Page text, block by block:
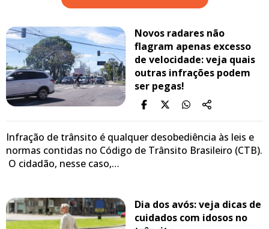
Novos radares não
flagram apenas excesso
de velocidade: veja quais
outras infrações podem
ser pegas!
Infração de trânsito é qualquer desobediência às leis e
normas contidas no Código de Trânsito Brasileiro (CTB).
O cidadão, nesse caso,…
Dia dos avós: veja dicas de
cuidados com idosos no